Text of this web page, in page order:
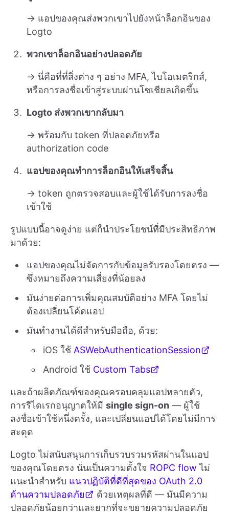
→ แอปของคุณส่งพวกเขาไปยังหน้าล็อกอินของ
Logto
พวกเขาล็อกอินอย่างปลอดภัย
→ นี่คือที่ที่สิ่งต่าง ๆ อย่าง MFA, ไบโอเมตริกส์,
หรือการลงชื่อเข้าสู่ระบบผ่านโซเชียลเกิดขึ้น
Logto ส่งพวกเขากลับมา
→ พร้อมกับ token ที่ปลอดภัยหรือ
authorization code
แอปของคุณทำการล็อกอินให้เสร็จสิ้น
→ token ถูกตรวจสอบและผู้ใช้ได้รับการลงชื่อ
เข้าใช้
รูปแบบนี้อาจดูง่าย แต่ก็นำประโยชน์ที่มีประสิทธิภาพ
มาด้วย:
แอปของคุณไม่จัดการกับข้อมูลรับรองโดยตรง —
ซึ่งหมายถึงความเสี่ยงที่น้อยลง
มันง่ายต่อการเพิ่มคุณสมบัติอย่าง MFA โดยไม่
ต้องเปลี่ยนโค้ดแอป
มันทำงานได้ดีสำหรับมือถือ, ด้วย:
iOS ใช้ ASWebAuthenticationSession
Android ใช้ Custom Tabs
และถ้าผลิตภัณฑ์ของคุณครอบคลุมแอปหลายตัว,
การรีไดเรกอนุญาตให้มี single sign-on — ผู้ใช้
ลงชื่อเข้าใช้หนึ่งครั้ง, และเปลี่ยนแอปได้โดยไม่มีการ
สะดุด
Logto ไม่สนับสนุนการเก็บรวบรวมรหัสผ่านในแอป
ของคุณโดยตรง นั่นเป็นความตั้งใจ ROPC flow ไม่
แนะนำสำหรับ แนวปฏิบัติที่ดีที่สุดของ OAuth 2.0
ด้านความปลอดภัย
ด้วยเหตุผลที่ดี — มันมีความ
ปลอดภัยน้อยกว่าและยากที่จะขยายความปลอดภัย